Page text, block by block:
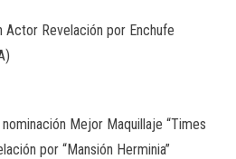
Actor Revelación por Enchufe
nominación Mejor Maquillaje “Times
por “Mansión Herminia”